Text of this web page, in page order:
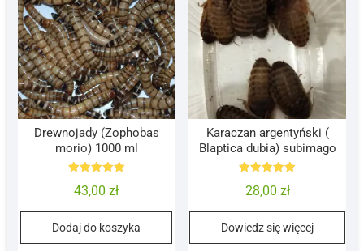
Drewnojady (Zophobas
morio) 1000 ml
5.00
43,00zł
Dodaj do koszyka
Karaczan argentyński (
Blaptica dubia) subimago
5.00
28,00 zł
Dowiedz się więcej